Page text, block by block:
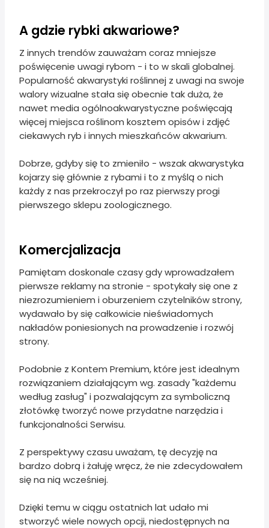
A gdzie rybki akwariowe?
Z innych trendów zauważam coraz mniejsze
poświęcenie uwagi rybom - i to w skali globalnej.
Popularność akwarystyki roślinnej z uwagi na swoje
walory wizualne stała się obecnie tak duża, że
nawet media ogólnoakwarystyczne poświęcają
więcej miejsca roślinom kosztem opisów i zdjęć
ciekawych ryb i innych mieszkańców akwarium.
Dobrze, gdyby się to zmieniło - wszak akwarystyka
kojarzy się głównie z rybami i to z myślą o nich
każdy z nas przekroczył po raz pierwszy progi
pierwszego sklepu zoologicznego.
Komercjalizacja
Pamiętam doskonale czasy gdy wprowadzałem
pierwsze reklamy na stronie - spotykały się one z
niezrozumieniem i oburzeniem czytelników strony,
wydawało by się całkowicie nieświadomych
nakładów poniesionych na prowadzenie i rozwój
strony.
Podobnie z Kontem Premium, które jest idealnym
rozwiązaniem działającym wg. zasady "każdemu
według zasług" i pozwalającym za symboliczną
złotówkę tworzyć nowe przydatne narzędzia i
funkcjonalności Serwisu.
Z perspektywy czasu uważam, tę decyzję na
bardzo dobrą i żałuję wręcz, że nie zdecydowałem
się na nią wcześniej.
Dzięki temu w ciągu ostatnich lat udało mi
stworzyć wiele nowych opcji, niedostępnych na